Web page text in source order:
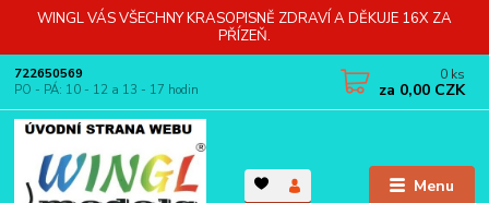
WINGL VÁS VŠECHNY KRASOPISNĚ ZDRAVÍ A DĚKUJE 16X ZA
PŘÍZEŇ.
Menu
722650569
PO - PÁ: 10 - 12 a 13 - 17 hodin
0 ks
za 0,00 CZK